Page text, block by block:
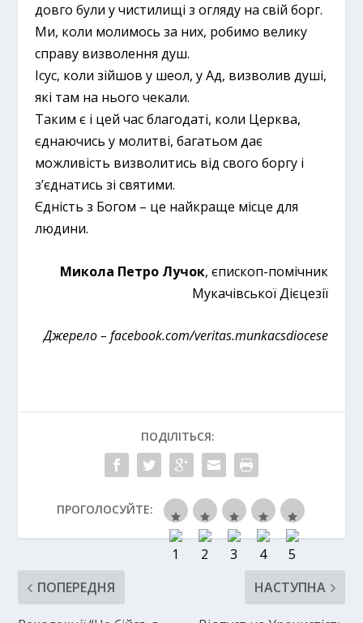
довго були у чистилищі з огляду на свій борг.
Ми, коли молимось за них, робимо велику
справу визволення душ.
Ісус, коли зійшов у шеол, у Ад, визволив душі,
які там на нього чекали.
Таким є і цей час благодаті, коли Церква,
єднаючись у молитві, багатьом дає
можливість визволитись від свого боргу і
з’єднатись зі святими.
Єдність з Богом – це найкраще місце для
людини.
Микола Петро Лучок, єпископ-помічник
Мукачівської Дієцезії
Джерело –facebook.com/veritas.munkacsdiocese
ПОДІЛІТЬСЯ:
ПРОГОЛОСУЙТЕ:
ПОПЕРЕДНЯ НАСТУПНА